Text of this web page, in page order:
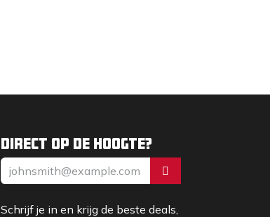
Direct op de hoogte?
Schrijf je in en krijg de beste deals,